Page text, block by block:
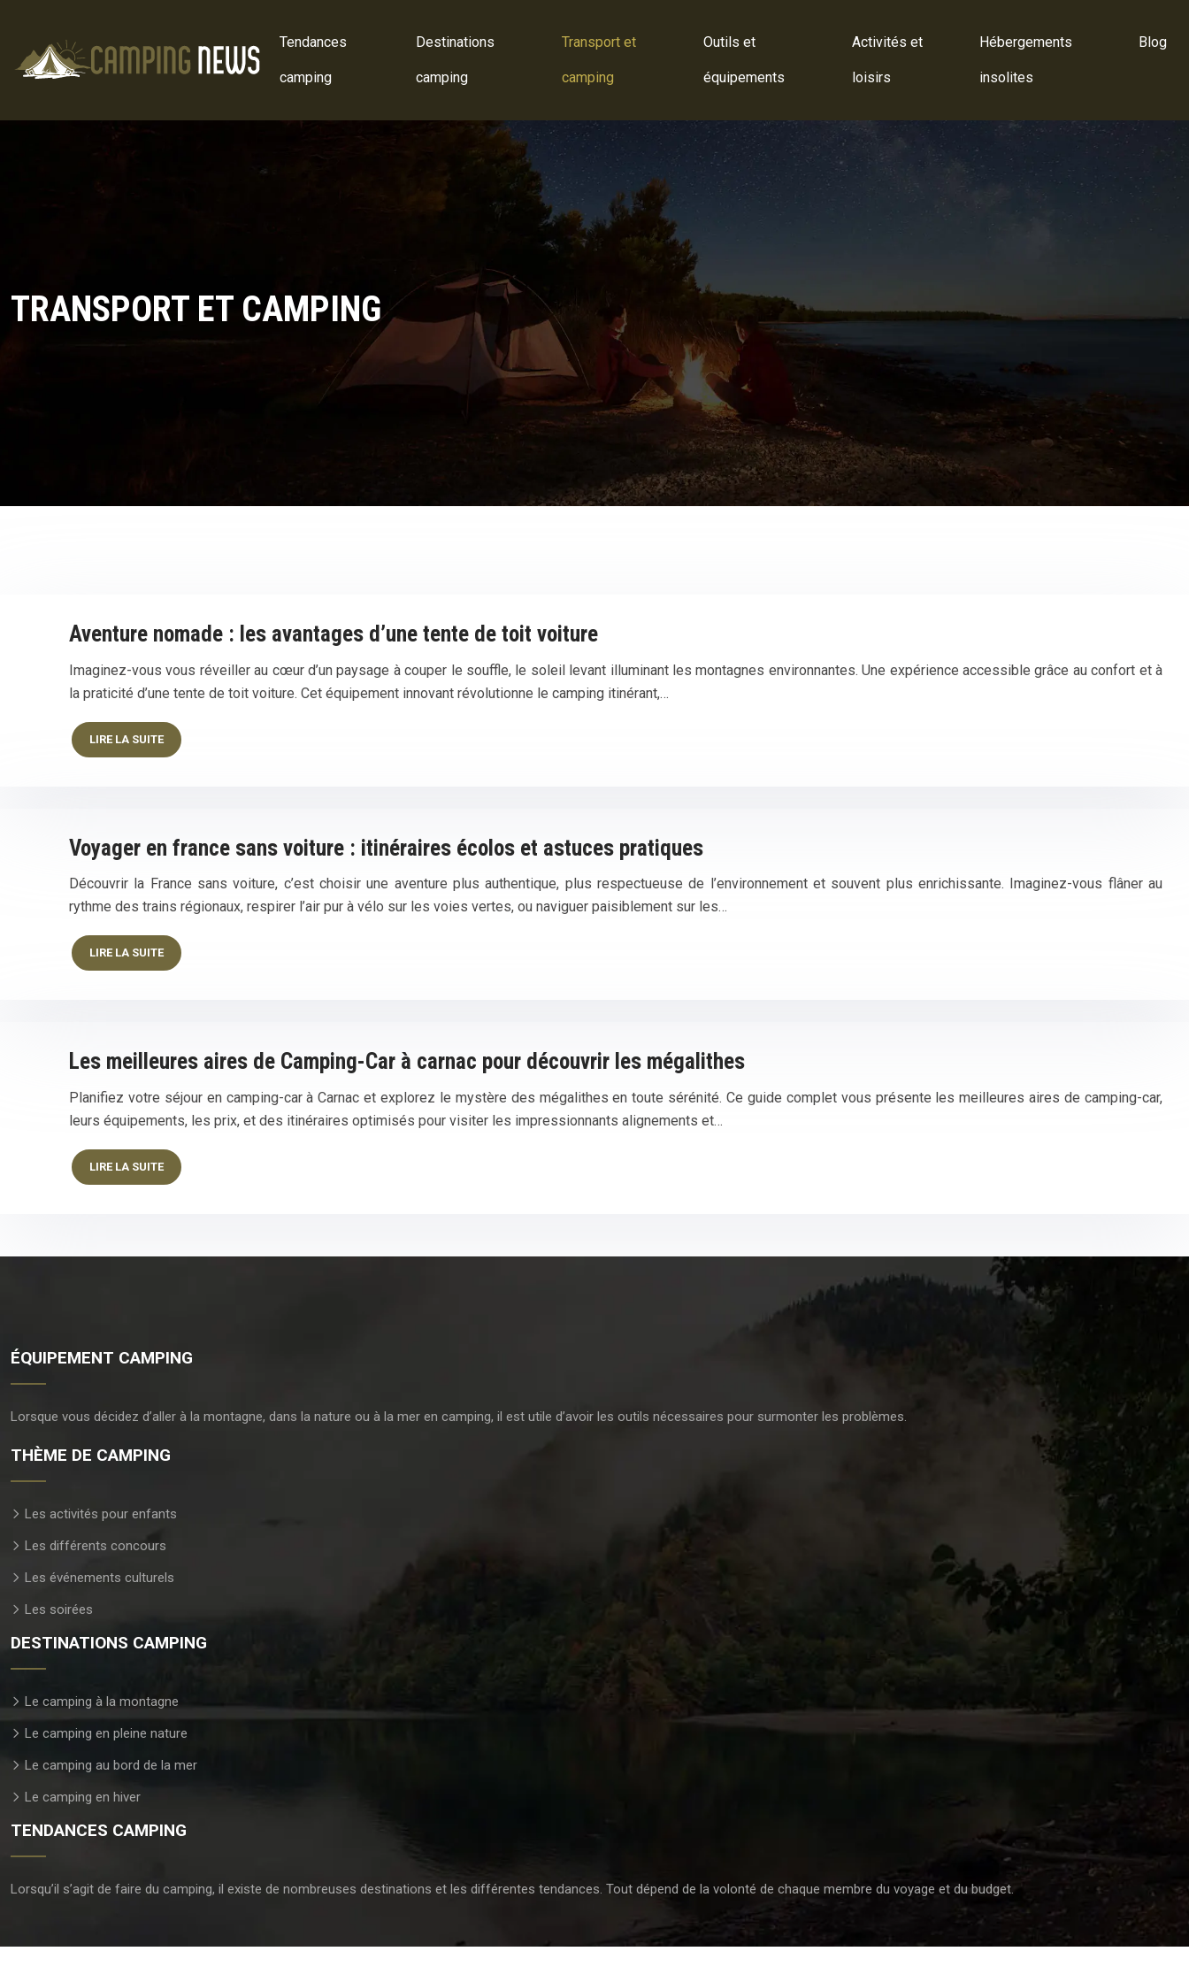
Tendances
camping
Destinations
camping
Transport et
camping
Outils et
équipements
Activités et
loisirs
Hébergements
insolites
Blog
TRANSPORT ET CAMPING
Aventure nomade : les avantages d’une tente de toit voiture
Imaginez-vous vous réveiller au cœur d’un paysage à couper le souffle, le soleil levant illuminant les montagnes environnantes. Une expérience accessible grâce au confort et à
la praticité d’une tente de toit voiture. Cet équipement innovant révolutionne le camping itinérant,…
LIRE LA SUITE
Voyager en france sans voiture : itinéraires écolos et astuces pratiques
Découvrir la France sans voiture, c’est choisir une aventure plus authentique, plus respectueuse de l’environnement et souvent plus enrichissante. Imaginez-vous flâner au
rythme des trains régionaux, respirer l’air pur à vélo sur les voies vertes, ou naviguer paisiblement sur les…
LIRE LA SUITE
Les meilleures aires de Camping-Car à carnac pour découvrir les mégalithes
Planifiez votre séjour en camping-car à Carnac et explorez le mystère des mégalithes en toute sérénité. Ce guide complet vous présente les meilleures aires de camping-car,
leurs équipements, les prix, et des itinéraires optimisés pour visiter les impressionnants alignements et…
LIRE LA SUITE
ÉQUIPEMENT CAMPING
Lorsque vous décidez d’aller à la montagne, dans la nature ou à la mer en camping, il est utile d’avoir les outils nécessaires pour surmonter les problèmes.
THÈME DE CAMPING
Les activités pour enfants
Les différents concours
Les événements culturels
Les soirées
DESTINATIONS CAMPING
Le camping à la montagne
Le camping en pleine nature
Le camping au bord de la mer
Le camping en hiver
TENDANCES CAMPING
Lorsqu’il s’agit de faire du camping, il existe de nombreuses destinations et les différentes tendances. Tout dépend de la volonté de chaque membre du voyage et du budget.